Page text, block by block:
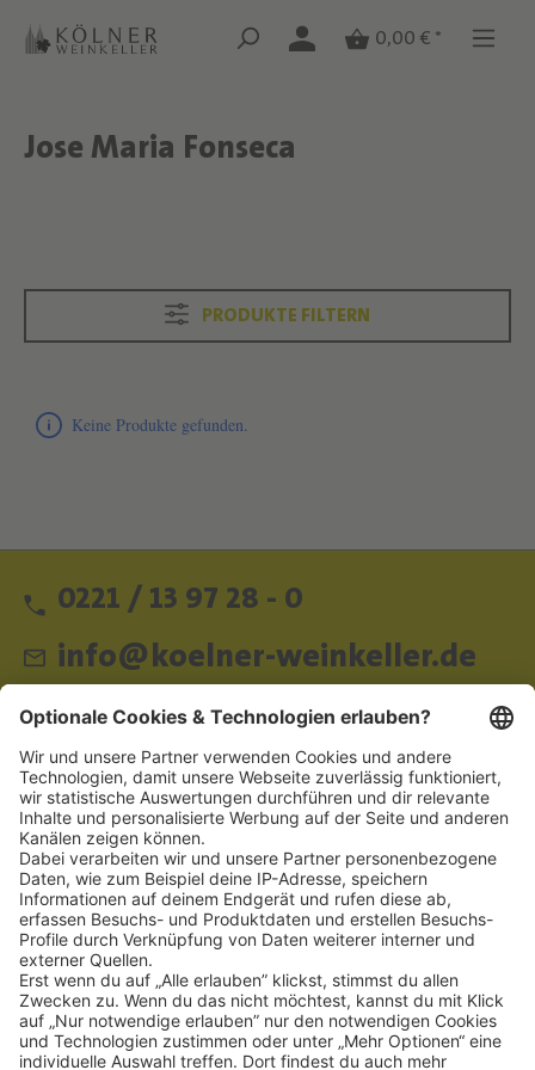
Zum Hauptinhalt springen
Zum Hauptinhalt springen
0,00 € *
Text überspringen
Jose Maria Fonseca
Text überspringen
PRODUKTE FILTERN
Keine Produkte gefunden.
0221 / 13 97 28 - 0
info@koelner-weinkeller.de
Schnellzugriff
ZAHLUNGSMETHODEN
SOCIAL
NEWSLETTER
BESUCHEN SIE UNS